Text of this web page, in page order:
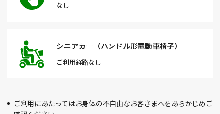
なし
シニアカー（ハンドル形電動車椅子）
ご利用経路なし
ご利用にあたってはお身体の不自由なお客さまへをあらかじめご